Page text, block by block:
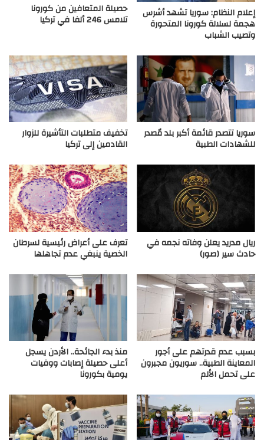
إعلام النظام: سوريا تشهد أشرس
هجمة لسلالة كورونا المتحورة
وتصيب الشباب
حصيلة المتعافين من كورونا
تلامس 246 ألفا في تركيا
سوريا تتصدر قائمة أكبر بلد مٌصدر
للشهادات الطبية
تخفيف متطلبات التأشيرة للزوار
القادمين إلى تركيا
ريال مدريد يعلن وفاته نجمه في
حادث سير (صور)
تعرف على أعراض رئيسية لسرطان
الخصية ينبغي عدم تجاهلها
بسبب عدم قدرتهم على أجور
المعاينة الطبية.. سوريون مجبرون
على تحمل الألم
منذ بدء الجائحة.. الأردن يسجل
أعلى حصيلة إصابات ووفيات
يومية بكورونا